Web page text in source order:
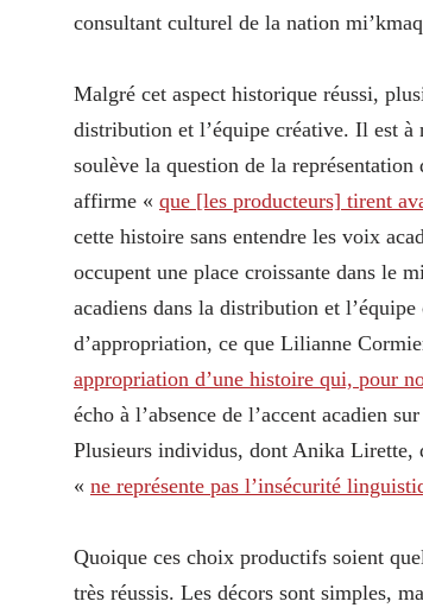
consultant culturel de la nation
Malgré cet aspect historique réussi,
distribution et l’équipe créative. Il est
soulève la question de la
affirme « que [les producteurs] tirent
cette histoire sans entendre les voix
occupent une place croissante dans le
acadiens dans la distribution et l’équipe
d’appropriation, ce que Lilianne
appropriation d’une histoire qui, pour
écho à l’absence de l’accent acadien
Plusieurs individus, dont Anika Lirette,
« ne représente pas l’insécurité
Quoique ces choix productifs soient
très réussis. Les décors sont simples,